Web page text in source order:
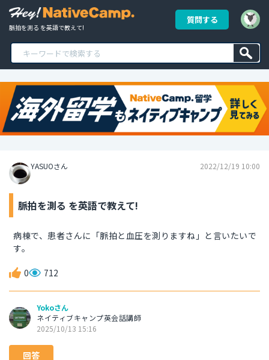
脈拍を測る を英語で教えて!
質問する
YASUOさん 2022/12/19 10:00
脈拍を測る を英語で教えて!
病棟で、患者さんに「脈拍と血圧を測りますね」と言いたいで
す。
0 712
Yokoさん
ネイティブキャンプ英会話講師
2025/10/13 15:16
回答